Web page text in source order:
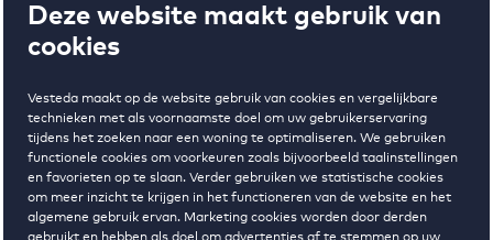
Deze website maakt gebruik van
cookies
Vesteda maakt op de website gebruik van cookies en vergelijkbare
technieken met als voornaamste doel om uw gebruikerservaring
tijdens het zoeken naar een woning te optimaliseren. We gebruiken
functionele cookies om voorkeuren zoals bijvoorbeeld taalinstellingen
en favorieten op te slaan. Verder gebruiken we statistische cookies
om meer inzicht te krijgen in het functioneren van de website en het
algemene gebruik ervan. Marketing cookies worden door derden
Jaarverslagen